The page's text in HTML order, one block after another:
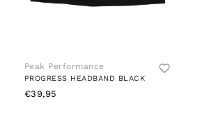
Peak Performance
PROGRESS HEADBAND BLACK
€39,95